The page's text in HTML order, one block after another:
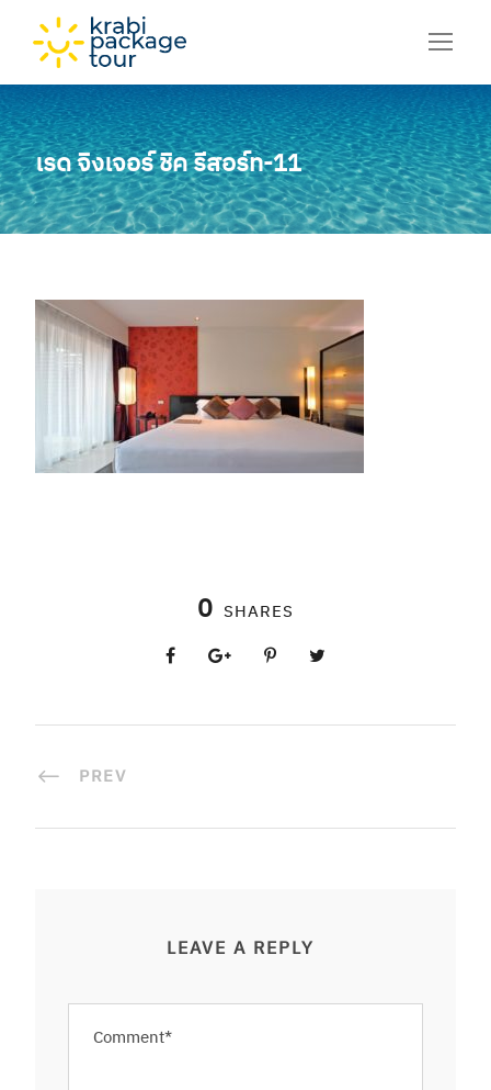
เรด จิงเจอร์ ชิค รีสอร์ท-11
0 SHARES
PREV
LEAVE A REPLY